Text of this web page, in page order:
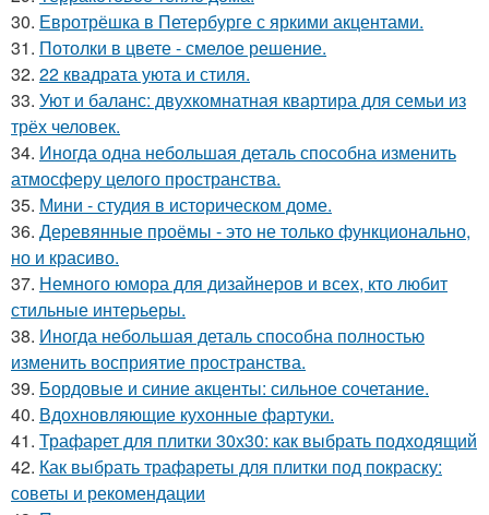
30. Евротрёшка в Петербурге с яркими акцентами.
31. Потолки в цвете - смелое решение.
32. 22 квадрата уюта и стиля.
33. Уют и баланс: двухкомнатная квартира для семьи из
трёх человек.
34. Иногда одна небольшая деталь способна изменить
атмосферу целого пространства.
35. Мини - студия в историческом доме.
36. Деревянные проёмы - это не только функционально,
но и красиво.
37. Немного юмора для дизайнеров и всех, кто любит
стильные интерьеры.
38. Иногда небольшая деталь способна полностью
изменить восприятие пространства.
39. Бордовые и синие акценты: сильное сочетание.
40. Вдохновляющие кухонные фартуки.
41. Трафарет для плитки 30х30: как выбрать подходящий
42. Как выбрать трафареты для плитки под покраску:
советы и рекомендации